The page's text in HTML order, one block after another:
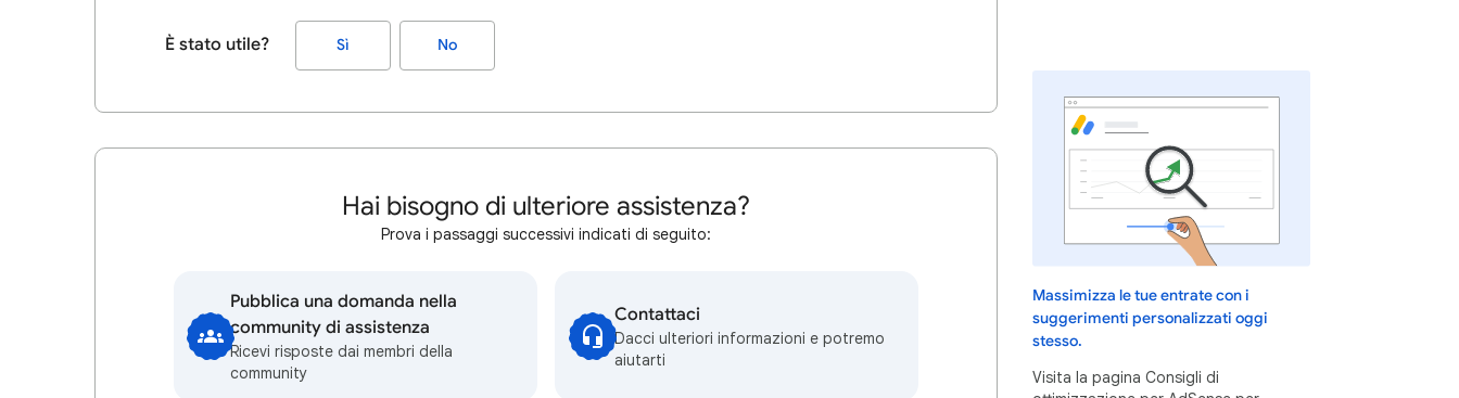
È stato utile? Sì No
Hai bisogno di ulteriore assistenza?
Prova i passaggi successivi indicati di seguito:
Pubblica una domanda nella
community di assistenza
Ricevi risposte dai membri della
community
Contattaci
Dacci ulteriori informazioni e potremo
aiutarti
Massimizza le tue entrate con i
suggerimenti personalizzati oggi
stesso.
Visita la pagina Consigli di